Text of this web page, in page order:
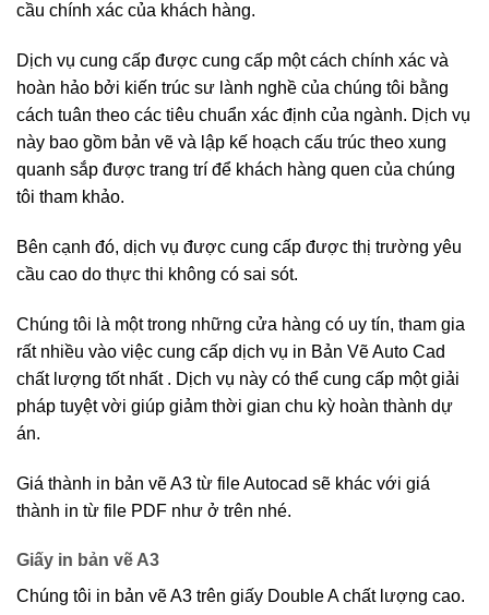
cầu chính xác của khách hàng.
Dịch vụ cung cấp được cung cấp một cách chính xác và
hoàn hảo bởi kiến ​​trúc sư lành nghề của chúng tôi bằng
cách tuân theo các tiêu chuẩn xác định của ngành. Dịch vụ
này bao gồm bản vẽ và lập kế hoạch cấu trúc theo xung
quanh sắp được trang trí để khách hàng quen của chúng
tôi tham khảo.
Bên cạnh đó, dịch vụ được cung cấp được thị trường yêu
cầu cao do thực thi không có sai sót.
Chúng tôi là một trong những cửa hàng có uy tín, tham gia
rất nhiều vào việc cung cấp dịch vụ in Bản Vẽ Auto Cad
chất lượng tốt nhất . Dịch vụ này có thể cung cấp một giải
pháp tuyệt vời giúp giảm thời gian chu kỳ hoàn thành dự
án.
Giá thành in bản vẽ A3 từ file Autocad sẽ khác với giá
thành in từ file PDF như ở trên nhé.
Giấy in bản vẽ A3
Chúng tôi in bản vẽ A3 trên giấy Double A chất lượng cao.